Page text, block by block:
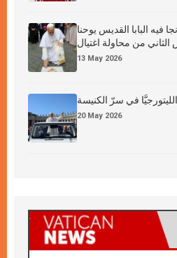
فيه البابا القديس يوحنا
الثاني من محاولة اغتيال
13 May 2026
الليتورجيَّا في سرّ الكنيسة
20 May 2026